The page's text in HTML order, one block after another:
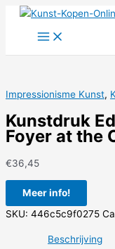
Impressionisme Kunst,
Kunstdruk
Foyer at the
€36,45
Meer info!
SKU: 446c5c9f0275
Beschrijving